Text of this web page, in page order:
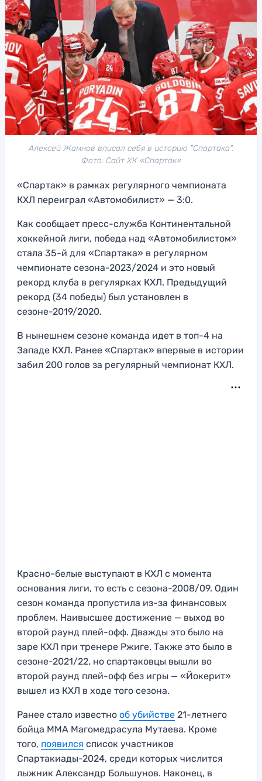
Алексей Жамнов вписал себя в историю "Спартака".
Фото: Сайт ХК «Спартак»
«Спартак» в рамках регулярного чемпионата
КХЛ переиграл «Автомобилист» — 3:0.
Как сообщает пресс-служба Континентальной
хоккейной лиги, победа над «Автомобилистом»
стала 35-й для «Спартака» в регулярном
чемпионате сезона-2023/2024 и это новый
рекорд клуба в регулярках КХЛ. Предыдущий
рекорд (34 победы) был установлен в
сезоне-2019/2020.
В нынешнем сезоне команда идет в топ-4 на
Западе КХЛ. Ранее «Спартак» впервые в истории
забил 200 голов за регулярный чемпионат КХЛ.
Красно-белые выступают в КХЛ с момента
основания лиги, то есть с сезона-2008/09. Один
сезон команда пропустила из-за финансовых
проблем. Наивысшее достижение — выход во
второй раунд плей-офф. Дважды это было на
заре КХЛ при тренере Ржиге. Также это было в
сезоне-2021/22, но спартаковцы вышли во
второй раунд плей-офф без игры — «Йокерит»
вышел из КХЛ в ходе того сезона.
Ранее стало известно об убийстве 21-летнего
бойца ММА Магомедрасула Мутаева. Кроме
того, появился список участников
Спартакиады-2024, среди которых числится
лыжник Александр Большунов. Наконец, в